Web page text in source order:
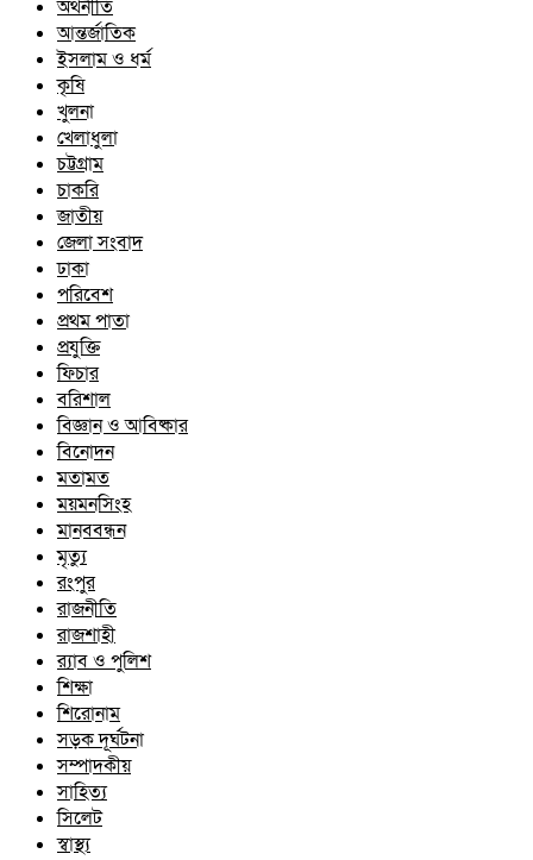
অর্থনীতি
আন্তর্জাতিক
ইসলাম ও ধর্ম
কৃষি
খুলনা
খেলাধুলা
চট্টগ্রাম
চাকরি
জাতীয়
জেলা সংবাদ
ঢাকা
পরিবেশ
প্রথম পাতা
প্রযুক্তি
ফিচার
বরিশাল
বিজ্ঞান ও আবিষ্কার
বিনোদন
মতামত
ময়মনসিংহ
মানববন্ধন
মৃত্যু
রংপুর
রাজনীতি
রাজশাহী
র‍্যাব ও পুলিশ
শিক্ষা
শিরোনাম
সড়ক দূর্ঘটনা
সম্পাদকীয়
সাহিত্য
সিলেট
স্বাস্থ্য